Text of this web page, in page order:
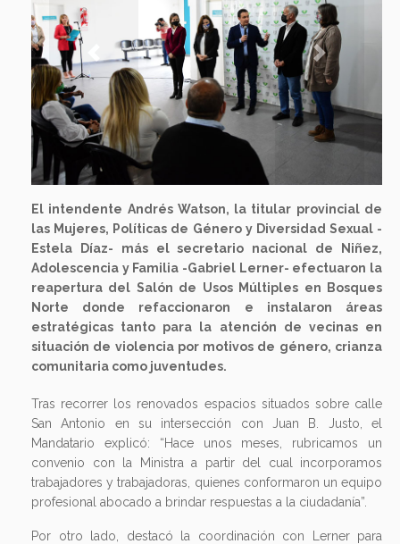
Previous Next
El intendente Andrés Watson, la titular provincial de
las Mujeres, Políticas de Género y Diversidad Sexual -
Estela Díaz- más el secretario nacional de Niñez,
Adolescencia y Familia -Gabriel Lerner- efectuaron la
reapertura del Salón de Usos Múltiples en Bosques
Norte donde refaccionaron e instalaron áreas
estratégicas tanto para la atención de vecinas en
situación de violencia por motivos de género, crianza
comunitaria como juventudes.
Tras recorrer los renovados espacios situados sobre calle
San Antonio en su intersección con Juan B. Justo, el
Mandatario explicó: “Hace unos meses, rubricamos un
convenio con la Ministra a partir del cual incorporamos
trabajadores y trabajadoras, quienes conformaron un equipo
profesional abocado a brindar respuestas a la ciudadanía”.
Por otro lado, destacó la coordinación con Lerner para